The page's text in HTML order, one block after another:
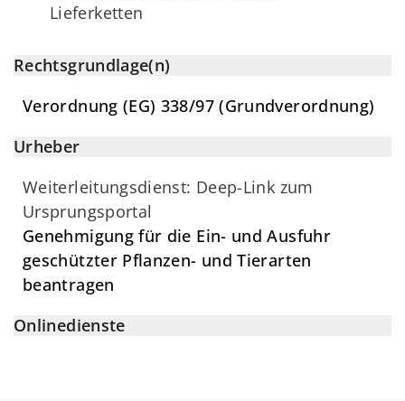
Lieferketten
Rechtsgrundlage(n)
Verordnung (EG) 338/97 (Grundverordnung)
Urheber
Weiterleitungsdienst: Deep-Link zum
Ursprungsportal
Genehmigung für die Ein- und Ausfuhr
geschützter Pflanzen- und Tierarten
beantragen
Onlinedienste